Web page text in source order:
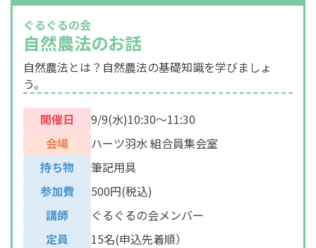
ぐるぐるの会
自然農法のお話
自然農法とは？自然農法の基礎知識を学びましょ
う。
開催日
9/9(水)10:30～11:30
会場
ハーツ羽水 組合員集会室
持ち物
筆記用具
参加費
500円(税込)
講師
ぐるぐるの会メンバー
定員
15名(申込先着順）